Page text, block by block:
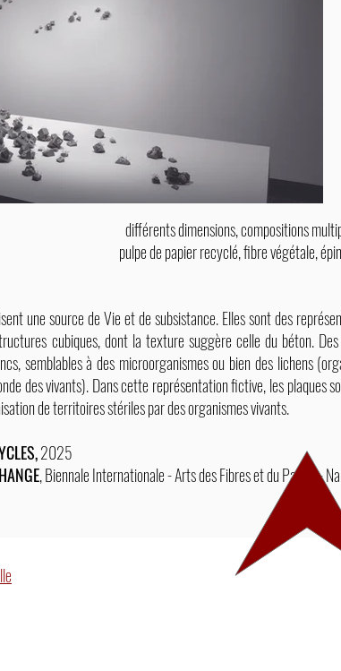
différents dimensions, compositions
pulpe de papier recyclé, fibre végétale,
une source de Vie et de subsistance. Elles sont des
cubiques, dont la texture suggère celle du béton.
semblables à des microorganismes ou bien des lichens
des vivants). Dans cette représentation fictive, les plaques
de territoires stériles par des organismes vivants.
2025
, Biennale Internationale - Arts des Fibres et du Papier -